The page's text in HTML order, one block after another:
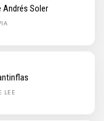
Andrés Soler
LEE